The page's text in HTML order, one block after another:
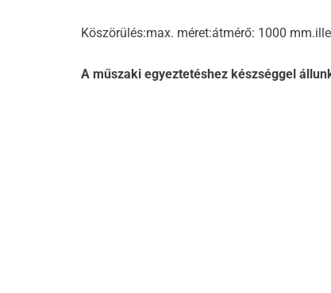
Köszörülés:max. méret:átmérő: 1000
A műszaki egyeztetéshez készséggel